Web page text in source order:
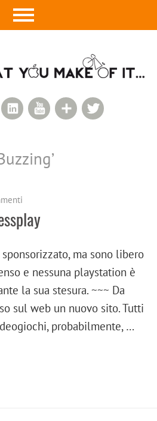
Google+
YouTube
LinkedIn
RSS Feed
’
ma sono libero
e nessuna playstation è
la sua stesura. ~~~ Da
sul web un nuovo sito. Tutti
probabilmente, …